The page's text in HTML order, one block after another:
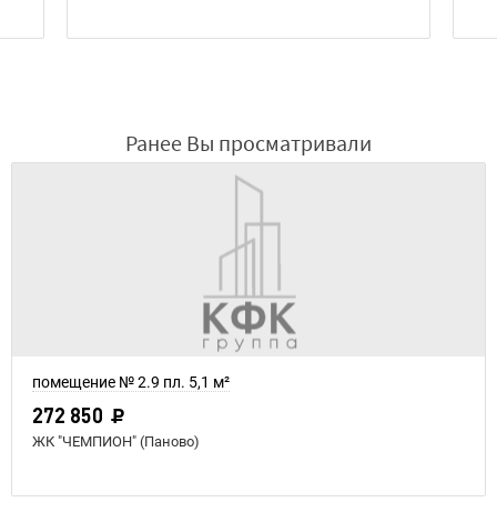
Ранее Вы просматривали
помещение № 2.9 пл. 5,1 м²
272 850
ЖК "ЧЕМПИОН" (Паново)